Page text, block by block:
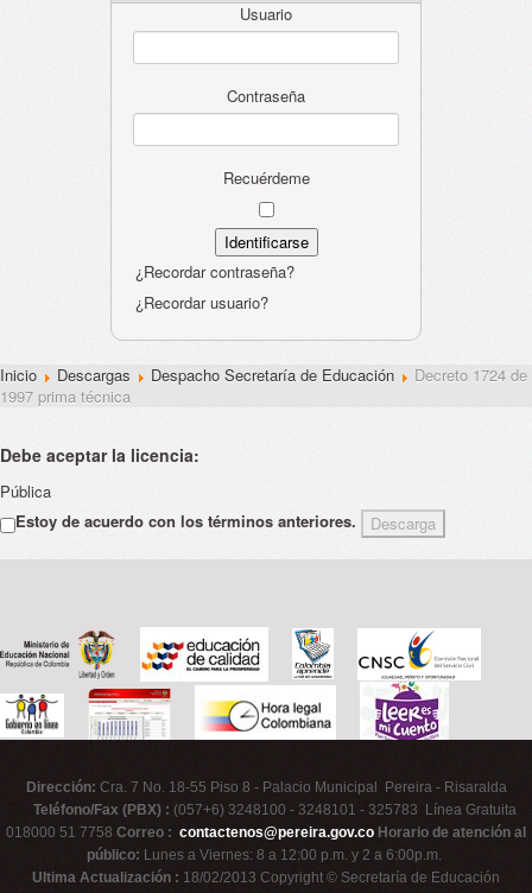
Usuario
Contraseña
Recuérdeme
¿Recordar contraseña?
¿Recordar usuario?
Inicio Descargas Despacho Secretaría de Educación
Decreto 1724 de
1997 prima técnica
Debe aceptar la licencia:
Pública
Estoy de acuerdo con los términos anteriores.
Dirección: Cra. 7 No. 18-55 Piso 8 - Palacio Municipal Pereira - Risaralda
Teléfono/Fax (PBX) : (057+6) 3248100 - 3248101 - 325783 Línea Gratuita
018000 51 7758 Correo : contactenos@pereira.gov.co Horario de atención al
público: Lunes a Viernes: 8 a 12:00 p.m. y 2 a 6:00p.m.
Ultima Actualización : 18/02/2013 Copyright © Secretaría de Educación